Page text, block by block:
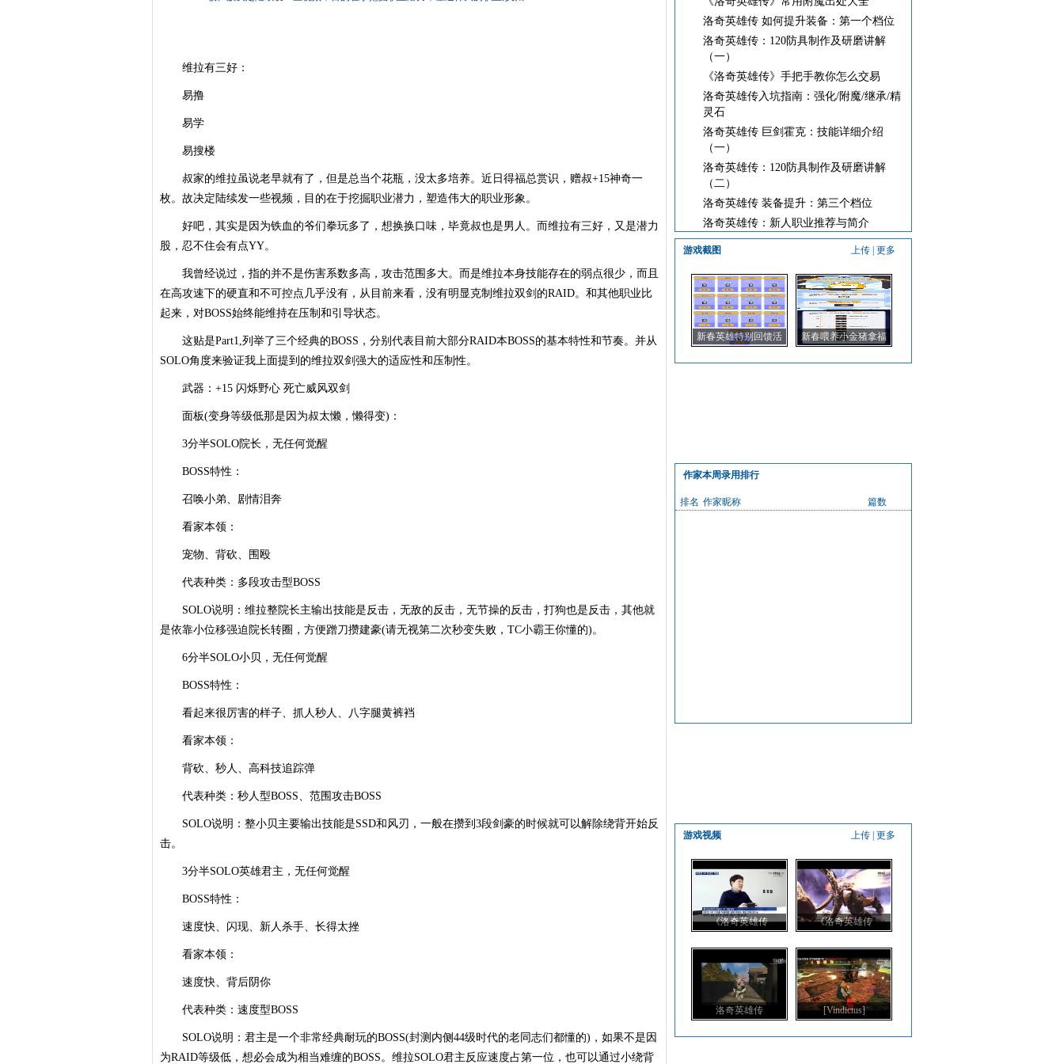
维拉有三好：
易撸
易学
易搜楼
叔家的维拉虽说老早就有了，但是总当个花瓶，没太多培养。近日得福总赏识，赠叔+15神奇一
枚。故决定陆续发一些视频，目的在于挖掘职业潜力，塑造伟大的职业形象。
好吧，其实是因为铁血的爷们拳玩多了，想换换口味，毕竟叔也是男人。而维拉有三好，又是潜力
股，忍不住会有点YY。
我曾经说过，指的并不是伤害系数多高，攻击范围多大。而是维拉本身技能存在的弱点很少，而且
在高攻速下的硬直和不可控点几乎没有，从目前来看，没有明显克制维拉双剑的RAID。和其他职业比
起来，对BOSS始终能维持在压制和引导状态。
这贴是Part1,列举了三个经典的BOSS，分别代表目前大部分RAID本BOSS的基本特性和节奏。并从
SOLO角度来验证我上面提到的维拉双剑强大的适应性和压制性。
武器：+15 闪烁野心 死亡威风双剑
面板(变身等级低那是因为叔太懒，懒得变)：
3分半SOLO院长，无任何觉醒
BOSS特性：
召唤小弟、剧情泪奔
看家本领：
宠物、背砍、围殴
代表种类：多段攻击型BOSS
SOLO说明：维拉整院长主输出技能是反击，无敌的反击，无节操的反击，打狗也是反击，其他就
是依靠小位移强迫院长转圈，方便蹭刀攒建豪(请无视第二次秒变失败，TC小霸王你懂的)。
6分半SOLO小贝，无任何觉醒
BOSS特性：
看起来很厉害的样子、抓人秒人、八字腿黄裤裆
看家本领：
背砍、秒人、高科技追踪弹
代表种类：秒人型BOSS、范围攻击BOSS
SOLO说明：整小贝主要输出技能是SSD和风刃，一般在攒到3段剑豪的时候就可以解除绕背开始反
击。
3分半SOLO英雄君主，无任何觉醒
BOSS特性：
速度快、闪现、新人杀手、长得太挫
看家本领：
速度快、背后阴你
代表种类：速度型BOSS
SOLO说明：君主是一个非常经典耐玩的BOSS(封测内侧44级时代的老同志们都懂的)，如果不是因
为RAID等级低，想必会成为相当难缠的BOSS。维拉SOLO君主反应速度占第一位，也可以通过小绕背
洛奇英雄传 如何提升装备：第一个档位
洛奇英雄传：120防具制作及研磨讲解
（一）
《洛奇英雄传》手把手教你怎么交易
洛奇英雄传入坑指南：强化/附魔/继承/精
灵石
洛奇英雄传 巨剑霍克：技能详细介绍
（一）
洛奇英雄传：120防具制作及研磨讲解
（二）
洛奇英雄传 装备提升：第三个档位
洛奇英雄传：新人职业推荐与简介
上传 更多
游戏截图
新春英雄特别回馈活
新春喂养小金猪拿福
作家本周录用排行
篇数
排名 作家昵称
上传 更多
游戏视频
《洛奇英雄传 《洛奇英雄传
洛奇英雄传 [Vindictus]